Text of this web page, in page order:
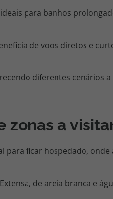
para banhos
de voos diretos e
diferentes cenários
zonas a
para ficar hospedado,
de areia branca e